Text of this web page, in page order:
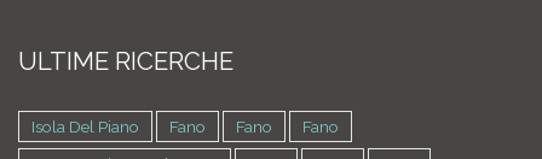
ULTIME RICERCHE
Isola Del Piano Fano Fano
Fano